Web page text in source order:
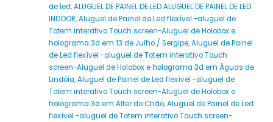
de led,ALUGUEL DE PAINEL DE LED ALUGUEL DE PAINEL DE LED
INDOOR,Aluguel de Painel de Led flexível -aluguel de
Totem interativo Touch screen-Aluguel de Holobox e
holograma 3d em 13 de Julho / Sergipe,Aluguel de Painel
de Led flexível -aluguel de Totem interativo Touch
screen-Aluguel de Holobox e holograma 3d em Águas de
Lindóia,Aluguel de Painel de Led flexível -aluguel de
Totem interativo Touch screen-Aluguel de Holobox e
holograma 3d em Alter do Chão,Aluguel de Painel de Led
flexível -aluguel de Totem interativo Touch screen-